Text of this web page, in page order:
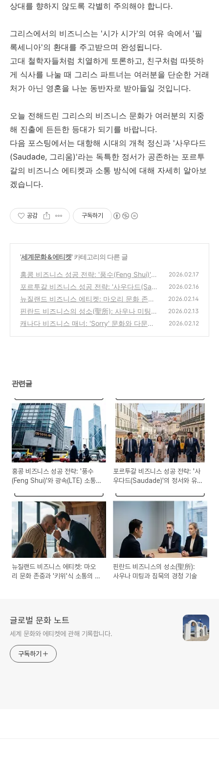
상대를 향하지 않도록 각별히 주의해야 합니다.
그리스에서의 비즈니스는 '시가 시가'의 여유 속에서 '필
록세니아'의 환대를 주고받으며 완성됩니다.
고대 철학자들처럼 치열하게 토론하고, 친구처럼 따뜻하
게 식사를 나눌 때 그리스 파트너는 여러분을 단순한 거래
처가 아닌 영혼을 나눈 동반자로 받아들일 것입니다.
오늘 전해드린 그리스의 비즈니스 문화가 여러분의 지중
해 진출에 든든한 등대가 되기를 바랍니다.
다음 포스팅에서는 대항해 시대의 개척 정신과 '사우다드
(Saudade, 그리움)'라는 독특한 정서가 공존하는 포르투
갈의 비즈니스 에티켓과 소통 방식에 대해 자세히 알아보
겠습니다.
공감 구독하기
'세계문화 & 에티켓' 카테고리의 다른 글
홍콩 비즈니스 성공 전략: '풍수(Feng Shui)'와
광속(LTE) 소통의 기술
(1)
2026.02.17
포르투갈 비즈니스 성공 전략: '사우다드(Saud
ade)'의 정서와 유연한 문제 해결력
(0)
2026.02.16
뉴질랜드 비즈니스 에티켓: 마오리 문화 존중
과 '키위'식 소통의 기술
(0)
2026.02.14
핀란드 비즈니스의 성소(聖所): 사우나 미팅과
침묵의 경청 기술
(1)
2026.02.13
캐나다 비즈니스 매너: 'Sorry' 문화와 다문화
2026.02.12
관련글
홍콩 비즈니스 성공 전략: '풍수
(Feng Shui)'와 광속(LTE) 소통
포르투갈 비즈니스 성공 전략: '사
우다드(Saudade)'의 정서와 유
뉴질랜드 비즈니스 에티켓: 마오
리 문화 존중과 '키위'식 소통의 기
핀란드 비즈니스의 성소(聖所):
사우나 미팅과 침묵의 경청 기술
글로벌 문화 노트
세계 문화와 에티켓에 관해 기록합니다.
구독하기